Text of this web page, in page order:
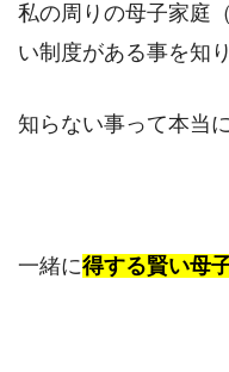
私の周りの母子家庭
い制度がある事を知
知らない事って本当
一緒に得する賢い母